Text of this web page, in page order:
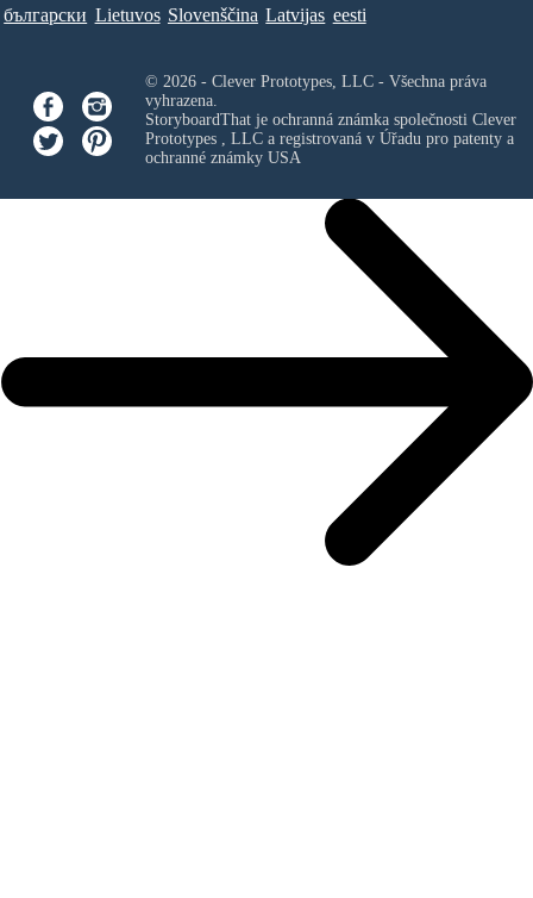
български Lietuvos Slovenščina Latvijas eesti
© 2026 - Clever Prototypes, LLC - Všechna práva
vyhrazena.
StoryboardThat je ochranná známka společnosti Clever
Prototypes , LLCa registrovaná v Úřadu pro patenty a
ochranné známky USA